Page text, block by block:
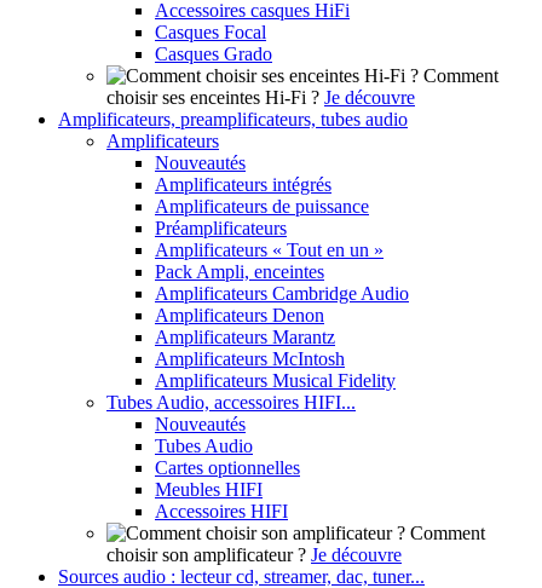
Accessoires casques HiFi
Casques Focal
Casques Grado
Comment
choisir ses enceintes Hi-Fi ? Je découvre
Amplificateurs, preamplificateurs, tubes audio
Amplificateurs
Nouveautés
Amplificateurs intégrés
Amplificateurs de puissance
Préamplificateurs
Amplificateurs « Tout en un »
Pack Ampli, enceintes
Amplificateurs Cambridge Audio
Amplificateurs Denon
Amplificateurs Marantz
Amplificateurs McIntosh
Amplificateurs Musical Fidelity
Tubes Audio, accessoires HIFI...
Nouveautés
Tubes Audio
Cartes optionnelles
Meubles HIFI
Accessoires HIFI
Comment
choisir son amplificateur ? Je découvre
Sources audio : lecteur cd, streamer, dac, tuner...